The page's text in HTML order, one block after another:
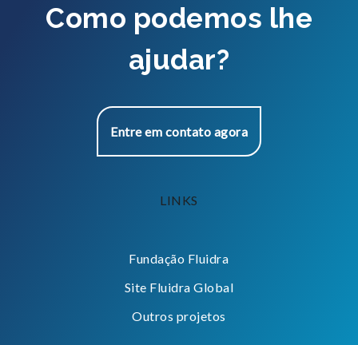
Como podemos lhe
ajudar?
Entre em contato agora
LINKS
Fundação Fluidra
Site Fluidra Global
Outros projetos